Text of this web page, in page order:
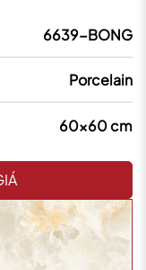
6639-BONG
Porcelain
60x60 cm